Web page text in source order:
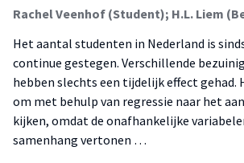
Rachel Veenhof (Student); H.L. Liem
Het aantal studenten in Nederland is
continue gestegen. Verschillende
hebben slechts een tijdelijk effect
om met behulp van regressie naar het
kijken, omdat de onafhankelijke
samenhang vertonen …